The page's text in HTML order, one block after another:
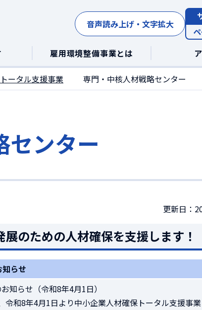
音声読み上げ・文字拡大
雇用環境整備事業とは
ータル支援事業 専門・中核人材戦略センター
センター
更新日：
のための人材確保を支援します！
知らせ
知らせ（令和8年4月1日）
令和8年4月1日より中小企業人材確保トータル支援事